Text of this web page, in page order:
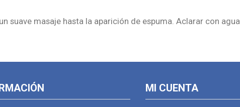
suave masaje hasta la aparición de espuma. Aclarar con agua.
MI CUENTA